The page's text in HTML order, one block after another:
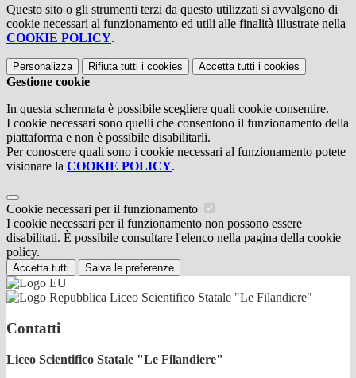
Questo sito o gli strumenti terzi da questo utilizzati si avvalgono di
cookie necessari al funzionamento ed utili alle finalità illustrate nella
COOKIE POLICY.
Personalizza Rifiuta tutti i cookies Accetta tutti i cookies
Gestione cookie
In questa schermata è possibile scegliere quali cookie consentire.
I cookie necessari sono quelli che consentono il funzionamento della
piattaforma e non è possibile disabilitarli.
Per conoscere quali sono i cookie necessari al funzionamento potete
visionare la COOKIE POLICY.
Cookie necessari per il funzionamento
I cookie necessari per il funzionamento non possono essere
disabilitati. È possibile consultare l'elenco nella pagina della cookie
policy.
Accetta tutti Salva le preferenze
Liceo Scientifico Statale "Le Filandiere"
Contatti
Liceo Scientifico Statale "Le Filandiere"